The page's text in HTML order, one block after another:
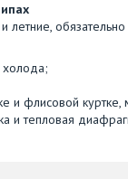
обязательно
холода;
и флисовой куртке,
и тепловая